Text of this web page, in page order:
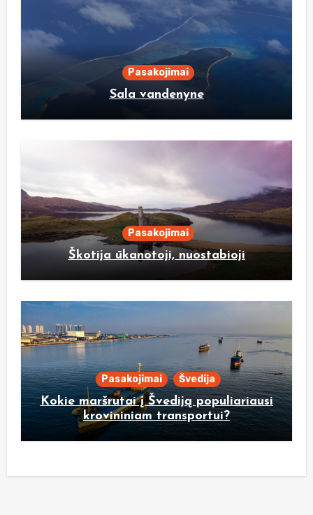
Pasakojimai
Sala vandenyne
Pasakojimai
Škotija ūkanotoji, nuostabioji
Pasakojimai Švedija
Kokie maršrutai į Švediją populiariausi
krovininiam transportui?